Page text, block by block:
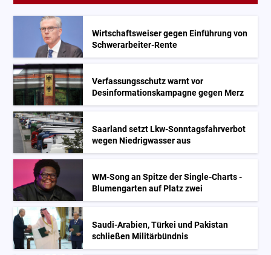
Wirtschaftsweiser gegen Einführung von
Schwerarbeiter-Rente
Verfassungsschutz warnt vor
Desinformationskampagne gegen Merz
Saarland setzt Lkw-Sonntagsfahrverbot
wegen Niedrigwasser aus
WM-Song an Spitze der Single-Charts -
Blumengarten auf Platz zwei
Saudi-Arabien, Türkei und Pakistan
schließen Militärbündnis